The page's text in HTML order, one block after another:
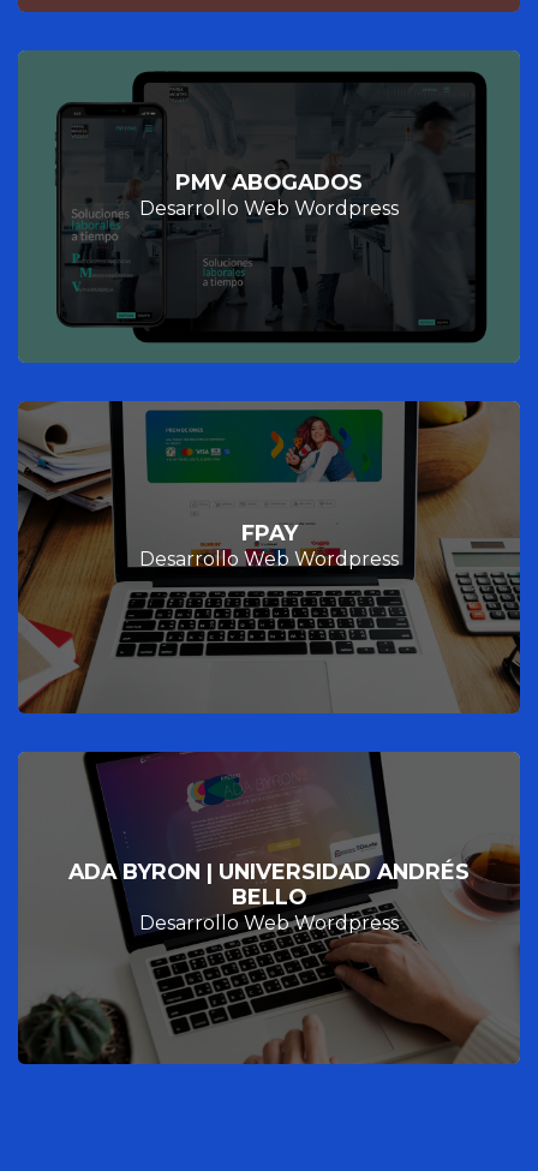
PMV ABOGADOS
Desarrollo Web Wordpress
FPAY
Desarrollo Web Wordpress
ADA BYRON | UNIVERSIDAD ANDRÉS
BELLO
Desarrollo Web Wordpress